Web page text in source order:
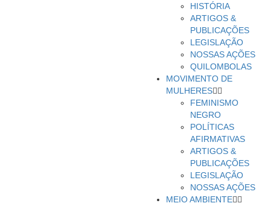
HISTÓRIA
ARTIGOS &
PUBLICAÇÕES
LEGISLAÇÃO
NOSSAS AÇÕES
QUILOMBOLAS
MOVIMENTO DE
MULHERES
FEMINISMO
NEGRO
POLÍTICAS
AFIRMATIVAS
ARTIGOS &
PUBLICAÇÕES
LEGISLAÇÃO
NOSSAS AÇÕES
MEIO AMBIENTE